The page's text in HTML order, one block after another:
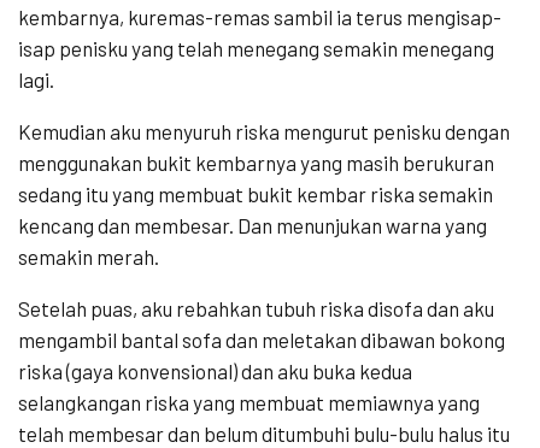
kembarnya, kuremas-remas sambil ia terus mengisap-
isap penisku yang telah menegang semakin menegang
lagi.
Kemudian aku menyuruh riska mengurut penisku dengan
menggunakan bukit kembarnya yang masih berukuran
sedang itu yang membuat bukit kembar riska semakin
kencang dan membesar. Dan menunjukan warna yang
semakin merah.
Setelah puas, aku rebahkan tubuh riska disofa dan aku
mengambil bantal sofa dan meletakan dibawan bokong
riska (gaya konvensional) dan aku buka kedua
selangkangan riska yang membuat memiawnya yang
telah membesar dan belum ditumbuhi bulu-bulu halus itu